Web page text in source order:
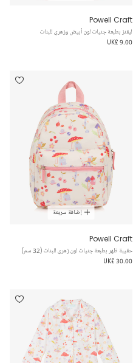
Powell Craft
ليقنز بطبعة جنيات لون أبيض وزهري للبنات
UK£ 9.00
إضافة سريعة
Powell Craft
حقيبة ظهر بطبعة جنيات لون زهري للبنات (32 سم)
UK£ 30.00